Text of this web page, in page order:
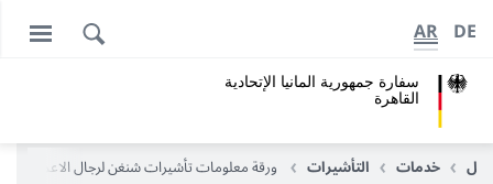
سفارة جمهورية المانيا اﻹتحادية
القاهرة
DE
AR
خدمات التأشيرات ورقة معلومات تأشيرات شنغن لرجال الاعمال